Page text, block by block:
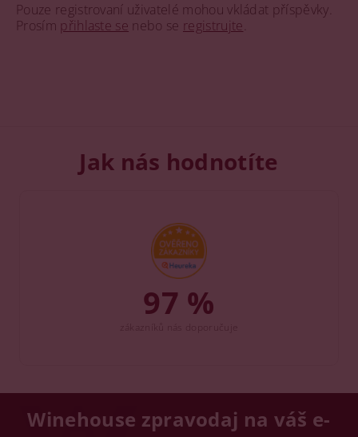
Pouze registrovaní uživatelé mohou vkládat příspěvky.
Prosím přihlaste se nebo se registrujte
Jak nás hodnotíte
97 %
Winehouse zpravodaj na váš e-